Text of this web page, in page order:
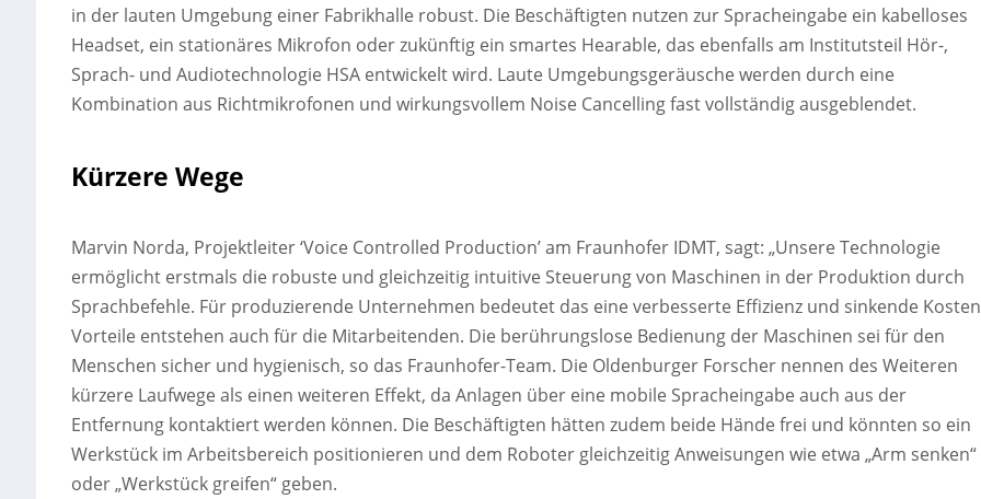
in der lauten Umgebung einer Fabrikhalle robust. Die Beschäftigten nutzen zur Spracheingabe ein kabelloses
Headset, ein stationäres Mikrofon oder zukünftig ein smartes Hearable, das ebenfalls am Institutsteil Hör-,
Sprach- und Audiotechnologie HSA entwickelt wird. Laute Umgebungsgeräusche werden durch eine
Kombination aus Richtmikrofonen und wirkungsvollem Noise Cancelling fast vollständig ausgeblendet.
Kürzere Wege
Marvin Norda, Projektleiter ‘Voice Controlled Production’ am Fraunhofer IDMT, sagt: „Unsere Technologie
ermöglicht erstmals die robuste und gleichzeitig intuitive Steuerung von Maschinen in der Produktion durch
Sprachbefehle. Für produzierende Unternehmen bedeutet das eine verbesserte Effizienz und sinkende
Vorteile entstehen auch für die Mitarbeitenden. Die berührungslose Bedienung der Maschinen sei für den
Menschen sicher und hygienisch, so das Fraunhofer-Team. Die Oldenburger Forscher nennen des Weiteren
kürzere Laufwege als einen weiteren Effekt, da Anlagen über eine mobile Spracheingabe auch aus der
Entfernung kontaktiert werden können. Die Beschäftigten hätten zudem beide Hände frei und könnten so ein
Werkstück im Arbeitsbereich positionieren und dem Roboter gleichzeitig Anweisungen wie etwa „Arm senken“
oder „Werkstück greifen“ geben.